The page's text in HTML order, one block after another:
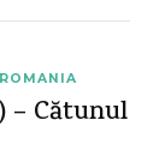
– Cătunul